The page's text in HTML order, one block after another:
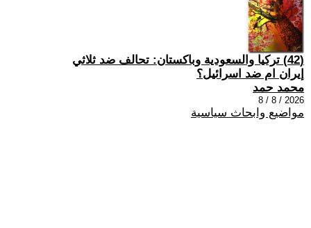
(42) تركيا والسعودية وباكستان: تحالف ضد ثلاثي
إيران ام ضد اسرائيل؟
محمد حمد
2026 / 8 / 8
مواضيع وابحاث سياسية